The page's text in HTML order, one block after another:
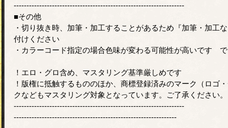
-------------------------------------------------------------------
■その他
・切り抜き時、加筆・加工することがあるため『加筆・加工
付けください
・カラーコード指定の場合色味が変わる可能性が高いです
！エロ・グロ含め、マスタリング基準厳しめです
！版権に抵触するもののほか、商標登録済みのマーク（ロゴ
クなどもマスタリング対象となっています。ご了承ください。
-------------------------------------------------------------------
----------------------------------------------------------------